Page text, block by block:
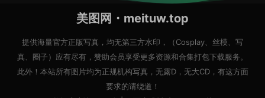
美图网・meituw.top
提供海量官方正版写真，均无第三方水印，（Cosplay、丝模、写
真、圈子）应有尽有，赞助会员享受更多资源和合集打包下载服务。
此外！本站所有图片均为正规机构写真，无露D，无大CD，有这方面
要求的请绕道！